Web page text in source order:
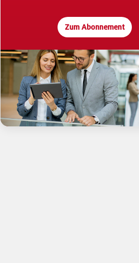
Zum Abonnement